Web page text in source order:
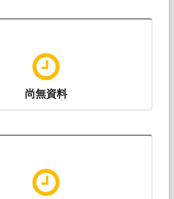
尚無資料